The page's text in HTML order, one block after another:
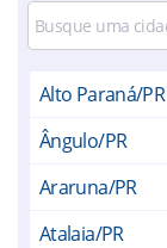
Alto Paraná/PR
Ângulo/PR
Araruna/PR
Atalaia/PR